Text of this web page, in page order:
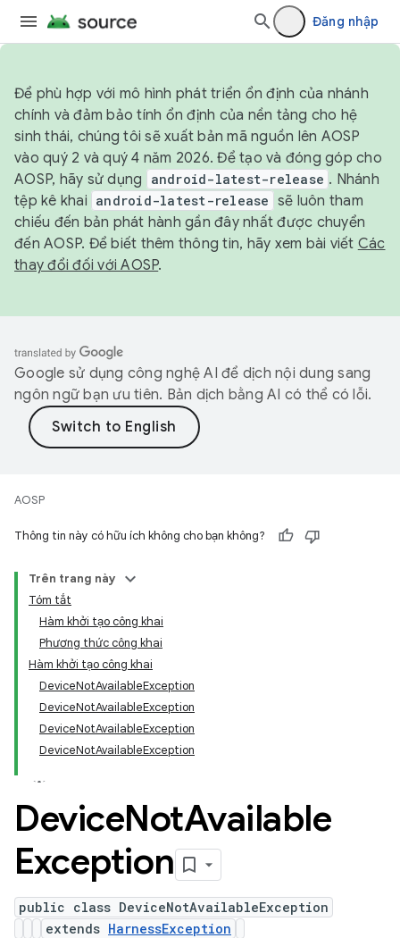
Đăng nhập
Để phù hợp với mô hình phát triển ổn định của nhánh
chính và đảm bảo tính ổn định của nền tảng cho hệ
sinh thái, chúng tôi sẽ xuất bản mã nguồn lên AOSP
vào quý 2 và quý 4 năm 2026. Để tạo và đóng góp cho
AOSP, hãy sử dụng
android-latest-release . Nhánh
tệp kê khai android-latest-release sẽ luôn tham
chiếu đến bản phát hành gần đây nhất được chuyển
đến AOSP. Để biết thêm thông tin, hãy xem bài viết Các
thay đổi đối với AOSP.
Google sử dụng công nghệ AI để dịch nội dung sang
ngôn ngữ bạn ưu tiên. Bản dịch bằng AI có thể có lỗi.
AOSP
Thông tin này có hữu ích không cho bạn không?
Trên trang này
Tóm tắt
Hàm khởi tạo công khai
Phương thức công khai
Hàm khởi tạo công khai
DeviceNotAvailableException
DeviceNotAvailableException
DeviceNotAvailableException
DeviceNotAvailableException
DeviceNotAvailable
Exception
public class DeviceNotAvailableException
extends HarnessException